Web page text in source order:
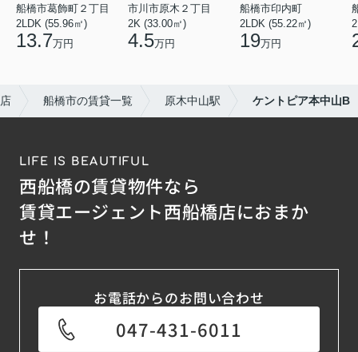
船橋市葛飾町２丁目
2LDK (55.96㎡)
13.7万円
市川市原木２丁目
2K (33.00㎡)
4.5万円
船橋市印内町
2LDK (55.22㎡)
19万円
船橋市の賃貸一覧 原木中山駅 ケントピア本中山B
LIFE IS BEAUTIFUL
西船橋の賃貸物件なら
賃貸エージェント西船橋店におまか
せ！
お電話からのお問い合わせ
047-431-6011